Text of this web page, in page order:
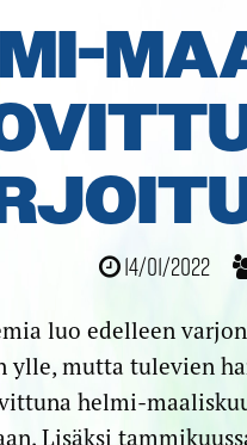
14/01/2022
luo edelleen
ylle, mutta tulevien
helmi-
Lisäksi